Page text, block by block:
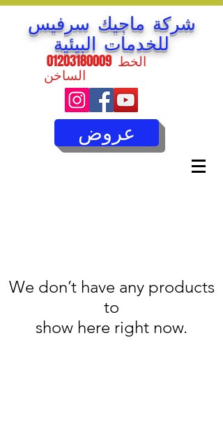
شركة ماجيك سرفيس
للخدمات البيئية
01203180009
الساخن
عروض
We don’t have any products
to
show here right now.